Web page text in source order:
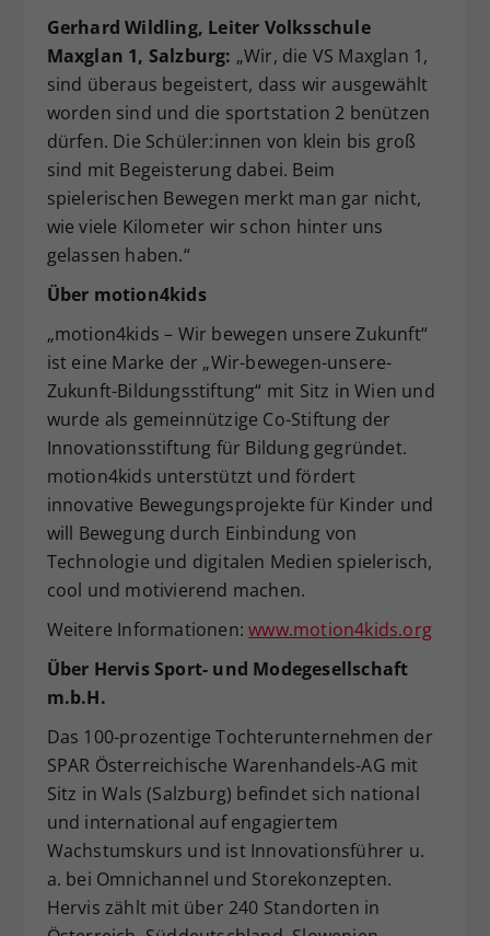
Gerhard Wildling, Leiter Volksschule
Maxglan 1, Salzburg: „Wir, die VS Maxglan 1,
sind überaus begeistert, dass wir ausgewählt
worden sind und die sportstation 2 benützen
dürfen. Die Schüler:innen von klein bis groß
sind mit Begeisterung dabei. Beim
spielerischen Bewegen merkt man gar nicht,
wie viele Kilometer wir schon hinter uns
gelassen haben.“
Über motion4kids
„motion4kids – Wir bewegen unsere Zukunft“
ist eine Marke der „Wir-bewegen-unsere-
Zukunft-Bildungsstiftung“ mit Sitz in Wien und
wurde als gemeinnützige Co-Stiftung der
Innovationsstiftung für Bildung gegründet.
motion4kids unterstützt und fördert
innovative Bewegungsprojekte für Kinder und
will Bewegung durch Einbindung von
Technologie und digitalen Medien spielerisch,
cool und motivierend machen.
Weitere Informationen:www.motion4kids.org
Über Hervis Sport- und Modegesellschaft
m.b.H.
Das 100-prozentige Tochterunternehmen der
SPAR Österreichische Warenhandels-AG mit
Sitz in Wals (Salzburg) befindet sich national
und international auf engagiertem
Wachstumskurs und ist Innovationsführer u.
a. bei Omnichannel und Storekonzepten.
Hervis zählt mit über 240 Standorten in